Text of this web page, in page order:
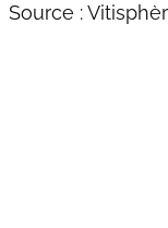
Source :